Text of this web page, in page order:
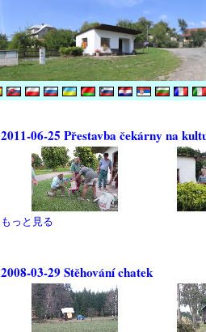
2011-06-25 Přestavba čekárny na
もっと見る
2008-03-29 Stěhování chatek